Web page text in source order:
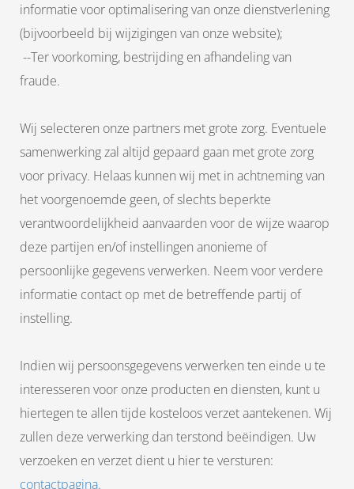
informatie voor optimalisering van onze dienstverlening
(bijvoorbeeld bij wijzigingen van onze website);
--Ter voorkoming, bestrijding en afhandeling van
fraude.
Wij selecteren onze partners met grote zorg. Eventuele
samenwerking zal altijd gepaard gaan met grote zorg
voor privacy. Helaas kunnen wij met in achtneming van
het voorgenoemde geen, of slechts beperkte
verantwoordelijkheid aanvaarden voor de wijze waarop
deze partijen en/of instellingen anonieme of
persoonlijke gegevens verwerken. Neem voor verdere
informatie contact op met de betreffende partij of
instelling.
Indien wij persoonsgegevens verwerken ten einde u te
interesseren voor onze producten en diensten, kunt u
hiertegen te allen tijde kosteloos verzet aantekenen. Wij
zullen deze verwerking dan terstond beëindigen. Uw
verzoeken en verzet dient u hier te versturen:
contactpagina.